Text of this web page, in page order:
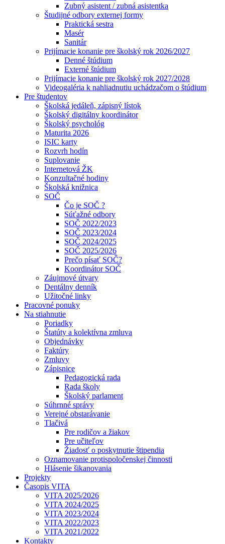
Zubný asistent / zubná asistentka
Študijné odbory externej formy
Praktická sestra
Masér
Sanitár
Prijímacie konanie pre školský rok 2026/2027
Denné štúdium
Externé štúdium
Prijímacie konanie pre školský rok 2027/2028
Videogaléria k nahliadnutiu uchádzačom o štúdium
Pre študentov
Školská jedáleň, zápisný lístok
Školský digitálny koordinátor
Školský psychológ
Maturita 2026
ISIC karty
Rozvrh hodín
Suplovanie
Internetová ŽK
Konzultačné hodiny
Školská knižnica
SOČ
Čo je SOČ ?
Súťažné odbory
SOČ 2022/2023
SOČ 2023/2024
SOČ 2024/2025
SOČ 2025/2026
Prečo písať SOČ?
Koordinátor SOČ
Záujmové útvary
Dentálny denník
Užitočné linky
Pracovné ponuky
Na stiahnutie
Poriadky
Štatúty a kolektívna zmluva
Objednávky
Faktúry
Zmluvy
Zápisnice
Pedagogická rada
Rada školy
Školský parlament
Súhrnné správy
Verejné obstarávanie
Tlačivá
Pre rodičov a žiakov
Pre učiteľov
Žiadosť o poskytnutie štipendia
Oznamovanie protispoločenskej činnosti
Hlásenie šikanovania
Projekty
Časopis VITA
VITA 2025/2026
VITA 2024/2025
VITA 2023/2024
VITA 2022/2023
VITA 2021/2022
Kontakty